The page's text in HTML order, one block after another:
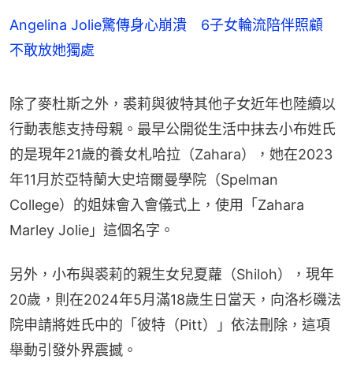
Angelina Jolie驚傳身心崩潰 6子女輪流陪伴照顧
不敢放她獨處
除了麥杜斯之外，裘莉與彼特其他子女近年也陸續以
行動表態支持母親。最早公開從生活中抹去小布姓氏
的是現年21歲的養女札哈拉（Zahara），她在2023
年11月於亞特蘭大史培爾曼學院（Spelman
College）的姐妹會入會儀式上，使用「Zahara
Marley Jolie」這個名字。
另外，小布與裘莉的親生女兒夏蘿（Shiloh），現年
20歲，則在2024年5月滿18歲生日當天，向洛杉磯法
院申請將姓氏中的「彼特（Pitt）」依法刪除，這項
舉動引發外界震撼。